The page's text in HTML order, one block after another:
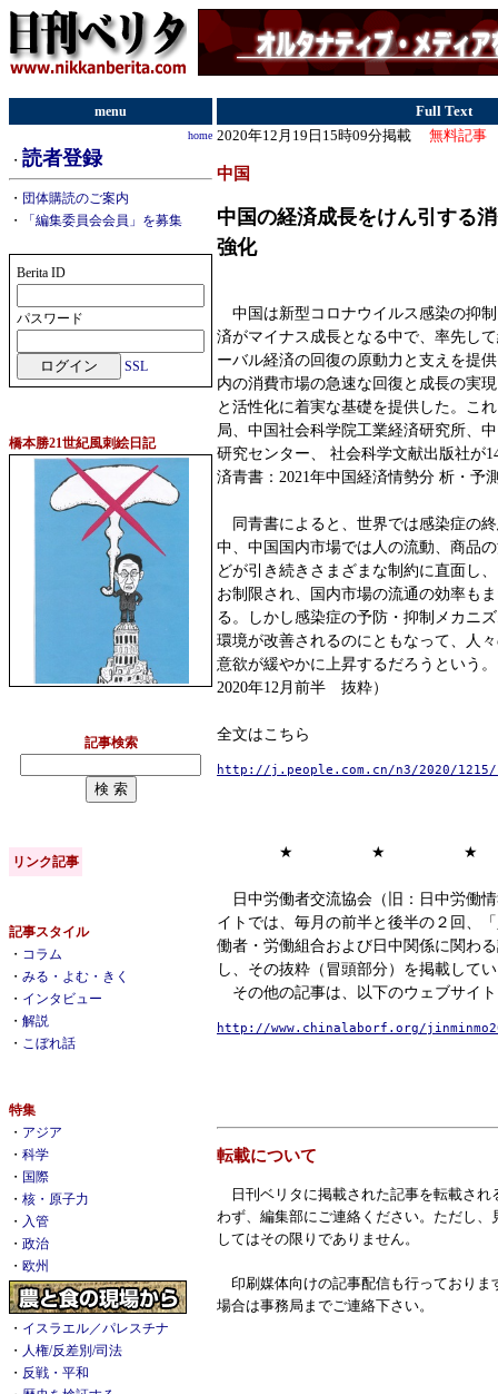
menu
home
・ 読者登録
・ 団体購読のご案内
・
「編集委員会会員」を募集
Berita ID
パスワード
SSL
橋本勝21世紀風刺絵日記
記事検索
リンク記事
記事スタイル
・ コラム
・ みる・よむ・きく
・ インタビュー
・ 解説
・ こぼれ話
特集
・ アジア
・ 科学
・ 国際
・ 核・原子力
・ 入管
・ 政治
・ 欧州
・ イスラエル／パレスチナ
・ 人権/反差別/司法
・ 反戦・平和
Full Text
2020年12月19日15時09分掲載 無料記事
中国
中国の経済成長をけん引する
強化
中国は新型コロナウイルス感染の抑
済がマイナス成長となる中で、率先し
ーバル経済の回復の原動力と支えを提
内の消費市場の急速な回復と成長の実
と活性化に着実な基礎を提供した。こ
局、中国社会科学院工業経済研究所、
研究センター、 社会科学文献出版社が
済青書：2021年中国経済情勢分 析・予
同青書によると、世界では感染症の
中、中国国内市場では人の流動、商品
どが引き続きさまざまな制約に直面し
お制限され、国内市場の流通の効率も
る。しかし感染症の予防・抑制メカニ
環境が改善されるのにともなって、人
意欲が緩やかに上昇するだろうという
2020年12月前半 抜粋）
全文はこちら
http://j.people.com.cn/n3/2020/1215/
★ ★ ★
日中労働者交流協会（旧：日中労働
イトでは、毎月の前半と後半の２回、
働者・労働組合および日中関係に関わ
し、その抜粋（冒頭部分）を掲載して
その他の記事は、以下のウェブサイ
http://www.chinalaborf.org/
転載について
日刊ベリタに掲載された記事を転載され
わず、編集部にご連絡ください。ただし
してはその限りでありません。
印刷媒体向けの記事配信も行っておりま
場合は事務局までご連絡下さい。